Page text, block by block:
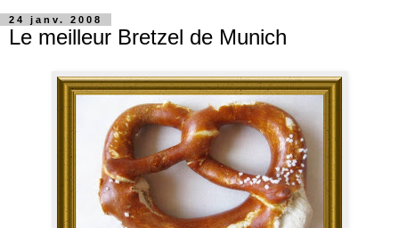
24 janv. 2008
Le meilleur Bretzel de Munich